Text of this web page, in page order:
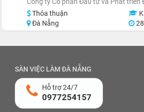
Thỏa thuận
Đà Nẵng
SÀN VIỆC LÀM ĐÀ NẴNG
Hỗ trợ 24/7
0977254157